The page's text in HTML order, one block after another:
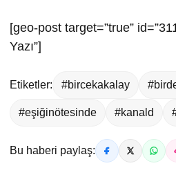
[geo-post target=”true”
Yazı”]
Etiketler: #bircekakalay
#eşiğinötesinde #kanald
Bu haberi paylaş: